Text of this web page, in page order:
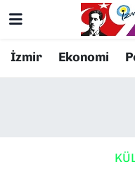
İzmir Ekonomi
Resmi İlanlar
Konak Nöbetçi
Süper Lig Puan